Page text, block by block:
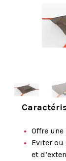
Offre
Eviter
et